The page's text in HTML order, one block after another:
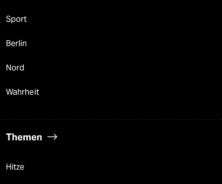
Sport
Berlin
Nord
Wahrheit
Themen
Hitze